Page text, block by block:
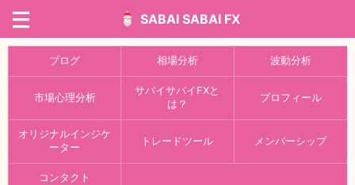
SABAI SABAI FX
ブログ 相場分析 波動分析
市場心理分析
サバイサバイFXと
は？
プロフィール
オリジナルインジケ
ーター
トレードツール メンバーシップ
コンタクト